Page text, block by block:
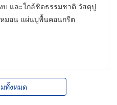
บ และใกล้ชิดธรรมชาติ วัสดุปู
มอน แผ่นปูพื้นคอนกรีต
ทั้งหมด